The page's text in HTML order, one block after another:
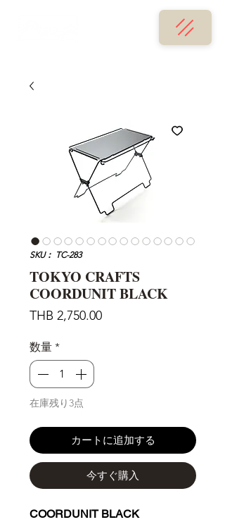
SKU： TC-283
TOKYO CRAFTS
COORDUNIT BLACK
THB 2,750.00価
数量 *
在庫残り3点
カートに追加する
今すぐ購入
COORDUNIT BLACK